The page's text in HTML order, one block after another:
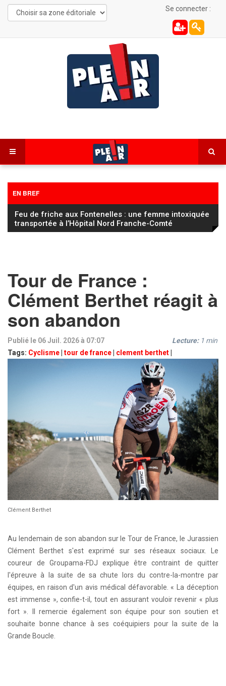
Se connecter :
EN BREF
Feu de friche aux Fontenelles : une femme intoxiquée
transportée à l’Hôpital Nord Franche-Comté
Tour de France :
Clément Berthet réagit à
son abandon
Publié le 06 Juil. 2026 à 07:07
Tags: Cyclisme tour de france clement berthet
Lecture: 1 min
Clément Berthet
Au lendemain de son abandon sur le Tour de France, le Jurassien
Clément Berthet s'est exprimé sur ses réseaux sociaux. Le
coureur de Groupama-FDJ explique être contraint de quitter
l'épreuve à la suite de sa chute lors du contre-la-montre par
équipes, en raison d'un avis médical défavorable. « La déception
est immense », confie-t-il, tout en assurant vouloir revenir « plus
fort ». Il remercie également son équipe pour son soutien et
souhaite bonne chance à ses coéquipiers pour la suite de la
Grande Boucle.